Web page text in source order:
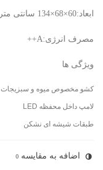
ابعاد:60×68×134 سانتی متر
مصرف انرژی:A++
ویژگی ها
کشو مخصوص میوه و سبزیجات
لامپ داخل محفظه LED
طبقات شیشه ای نشکن
اضافه به مقایسه 0